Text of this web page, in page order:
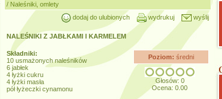
/ Naleśniki, omlety
dodaj do ulubionych
wydrukuj wyślij
NALEŚNIKI Z JABŁKAMI I KARMELEM
Poziom: średni
Głosów: 0
Ocena: 0.00
Składniki:
10 usmażonych naleśników
6 jabłek
4 łyżki cukru
4 łyżki masła
pół łyżeczki cynamonu